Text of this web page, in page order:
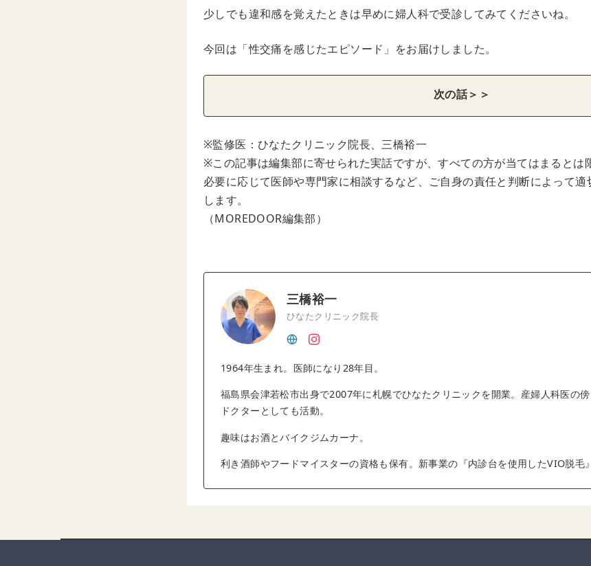
少しでも違和感を覚えたときは早めに婦人科で受診してみてくださいね。
今回は「性交痛を感じたエピソード」をお届けしました。
次の話＞＞
※監修医：ひなたクリニック院長、三橋裕一
※この記事は編集部に寄せられた実話ですが、すべての方が当てはまるとは
必要に応じて医師や専門家に相談するなど、ご自身の責任と判断によって
します。
（MOREDOOR編集部）
三橋裕一
ひなたクリニック院長
1964年生まれ。医師になり28年目。
福島県会津若松市出身で2007年に札幌でひなたクリニックを開業。産婦人科医の
ドクターとしても活動。
趣味はお酒とバイクジムカーナ。
利き酒師やフードマイスターの資格も保有。新事業の『内診台を使用したVIO脱毛